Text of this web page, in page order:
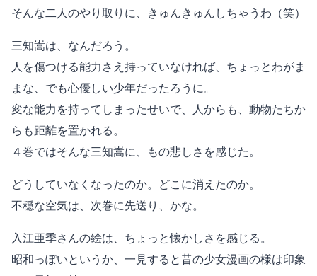
そんな二人のやり取りに、きゅんきゅんしちゃうわ（笑）
三知嵩は、なんだろう。
人を傷つける能力さえ持っていなければ、ちょっとわがま
まな、でも心優しい少年だったろうに。
変な能力を持ってしまったせいで、人からも、動物たちか
らも距離を置かれる。
４巻ではそんな三知嵩に、もの悲しさを感じた。
どうしていなくなったのか。どこに消えたのか。
不穏な空気は、次巻に先送り、かな。
入江亜季さんの絵は、ちょっと懐かしさを感じる。
昭和っぽいというか、一見すると昔の少女漫画の様は印象